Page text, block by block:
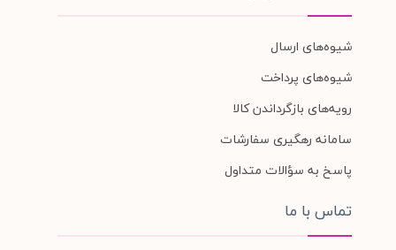
شیوه‌های ارسال
شیوه‌های پرداخت
رویه‌های بازگرداندن کالا
سامانه رهگیری سفارشات
پاسخ به سؤالات متداول
تماس با ما